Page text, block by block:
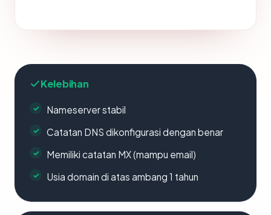
Kelebihan
Nameserver stabil
Catatan DNS dikonfigurasi dengan benar
Memiliki catatan MX (mampu email)
Usia domain di atas ambang 1 tahun